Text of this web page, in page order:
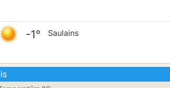
-1° Saulains